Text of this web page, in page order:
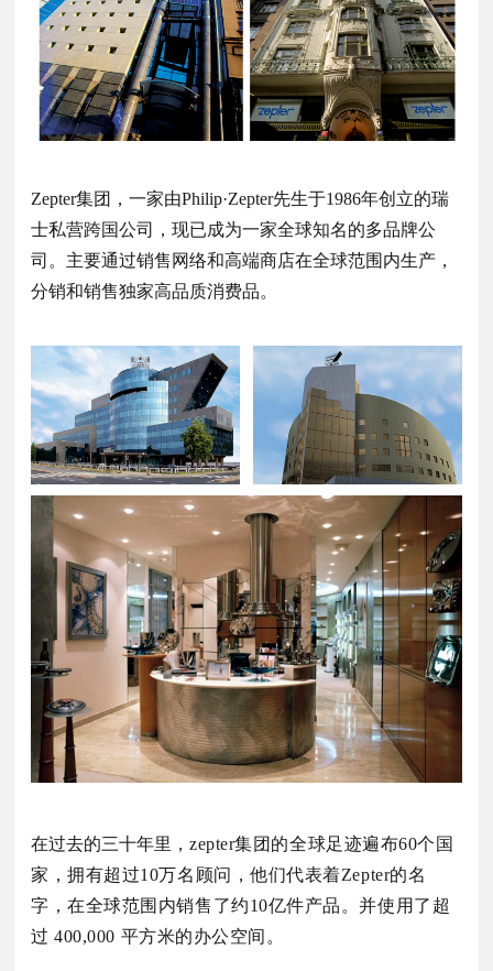
Zepter集团，一家由Philip·Zepter先生于1986年创立的瑞
士私营跨国公司，现已成为一家全球知名的多品牌公
司。主要通过销售网络和高端商店在全球范围内生产，
分销和销售独家高品质消费品。
在过去的三十年里，zepter集团的全球足迹遍布60个国
家，拥有超过10万名顾问，他们代表着Zepter的名
字，在全球范围内销售了约10亿件产品。并使用了超
过 400,000 平方米的办公空间。